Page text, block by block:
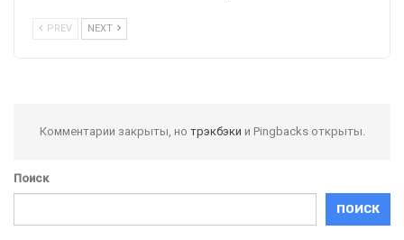
PREV NEXT
Комментарии закрыты, но трэкбэки и Pingbacks открыты.
Поиск
ПОИСК